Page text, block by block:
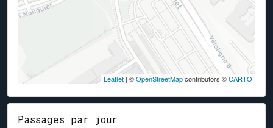
Leaflet | ©OpenStreetMapcontributors ©CARTO
Passages par jour